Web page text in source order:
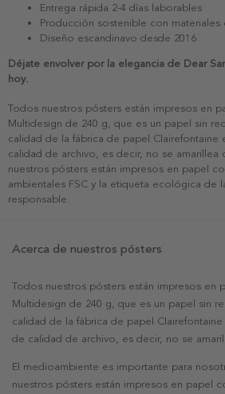
Entrega rápida 2-4 días laborables
Producción sostenible con
Diseño escandinavo desde 2016
Déjate envolver por la elegancia de Dear
hoy.
Todos nuestros pósters están impresos en
Multidesign de 240 g, que es un papel sin
calidad de la fábrica de papel Clairefontaine
calidad de archivo, es decir, no se
nuestros pósters están impresos en papel
ambientales FSC y la etiqueta ecológica de
responsable.
Acerca de nuestros pósters
Todos nuestros pósters están impresos en
Multidesign de 240 g, que es un papel sin
calidad de la fábrica de papel
de calidad de archivo, es decir, no se
El medioambiente es importante para
nuestros pósters están impresos en papel